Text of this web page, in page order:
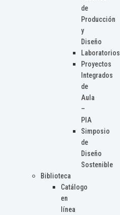
de
Producción
y
Diseño
Laboratorios
Proyectos
Integrados
de
Aula
–
PIA
Simposio
de
Diseño
Sostenible
Biblioteca
Catálogo
en
línea